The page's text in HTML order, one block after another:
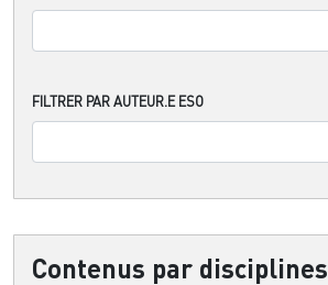
FILTRER PAR AUTEUR.E ESO
Contenus par disciplines